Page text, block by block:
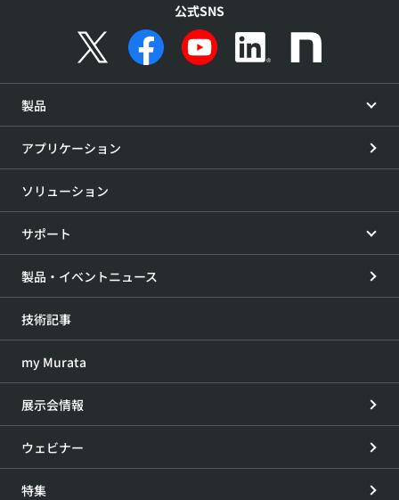
公式SNS
製品
アプリケーション
ソリューション
サポート
製品・イベントニュース
技術記事
my Murata
展示会情報
ウェビナー
特集